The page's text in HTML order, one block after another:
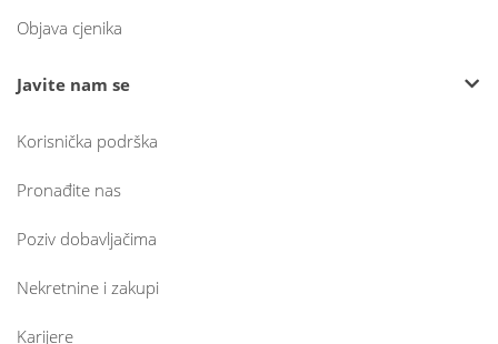
Objava cjenika
Javite nam se
Korisnička podrška
Pronađite nas
Poziv dobavljačima
Nekretnine i zakupi
Karijere